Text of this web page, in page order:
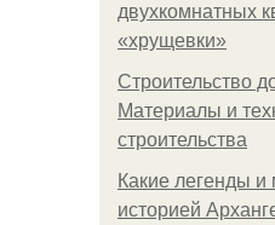
двухкомнатных
«хрущевки»
Строительство
Материалы и
строительства
Какие легенды
историей